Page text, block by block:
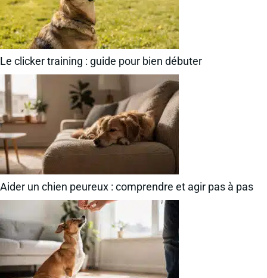
Le clicker training : guide pour bien débuter
Aider un chien peureux : comprendre et agir pas à pas